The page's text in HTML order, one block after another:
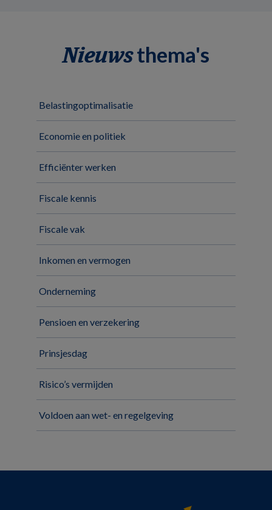
Nieuwsthema's
Belastingoptimalisatie
Economie en politiek
Efficiënter werken
Fiscale kennis
Fiscale vak
Inkomen en vermogen
Onderneming
Pensioen en verzekering
Prinsjesdag
Risico’s vermijden
Voldoen aan wet- en regelgeving